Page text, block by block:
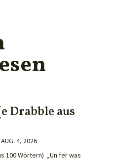
Drabble aus
AUG. 4, 2026
100 Wörtern) „Un fer was